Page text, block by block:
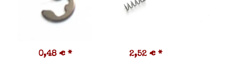
0,48 € * 2,52 € *